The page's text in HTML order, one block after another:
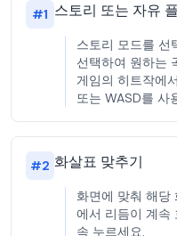
#1 스토리 또는 자유
스토리 모드를 선
선택하여 원하는
게임의 히트작에
또는 WASD를 사
#2 화살표 맞추기
화면에 맞춰 해당
에서 리듬이 계속
속 누르세요.